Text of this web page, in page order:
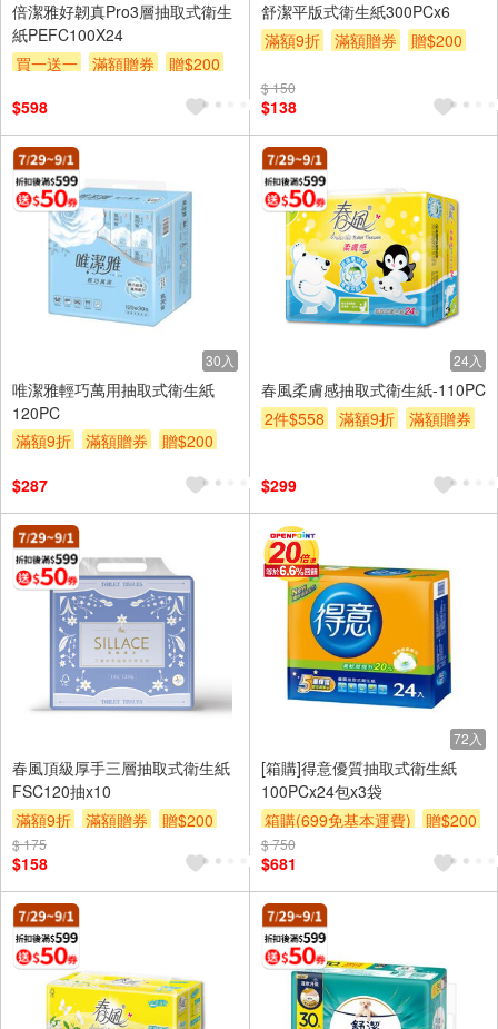
倍潔雅好韌真Pro3層抽取式衛生
紙PEFC100X24
買一送一
滿額贈券
贈$200
$598
舒潔平版式衛生紙300PCx6
滿額9折
滿額贈券 贈$200
$ 150
$138
30入
唯潔雅輕巧萬用抽取式衛生紙
120PC
滿額9折
滿額贈券
贈$200
$287
24入
春風柔膚感抽取式衛生紙-110PC
2件$558
滿額9折
滿額贈券
$299
春風頂級厚手三層抽取式衛生紙
FSC120抽x10
滿額9折
滿額贈券 贈$200
$ 175
$158
72入
[箱購]得意優質抽取式衛生紙
100PCx24包x3袋
箱購(699免基本運費)
贈$200
$ 750
$681